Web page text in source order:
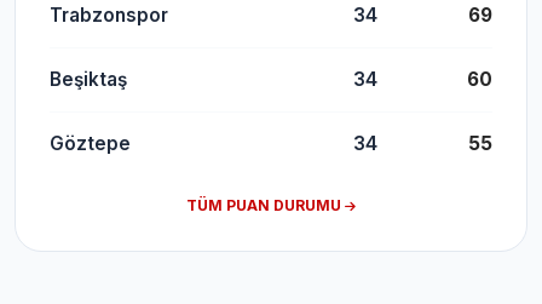
Trabzonspor 34 69
Beşiktaş 34 60
Göztepe 34 55
TÜM PUAN DURUMU